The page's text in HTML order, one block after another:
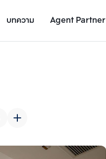
บทความ Agent Partner
รายละเอียดยูนิต